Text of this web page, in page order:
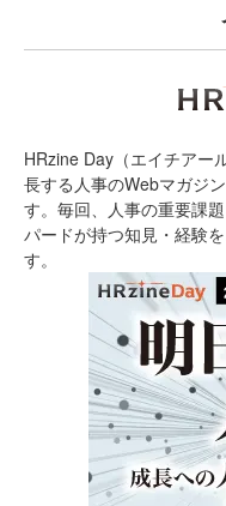
HRzine Day（エイチアー
長する人事のWebマガジ
す。毎回、人事の重要課
パードが持つ知見・経験
す。